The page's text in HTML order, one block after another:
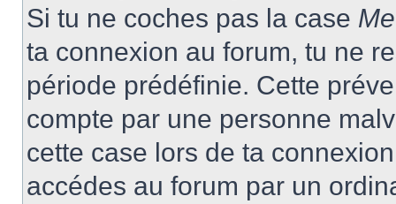
Si tu ne coches pas la case
ta connexion au forum, tu ne
période prédéfinie. Cette
compte par une personne
cette case lors de ta
accédes au forum par un